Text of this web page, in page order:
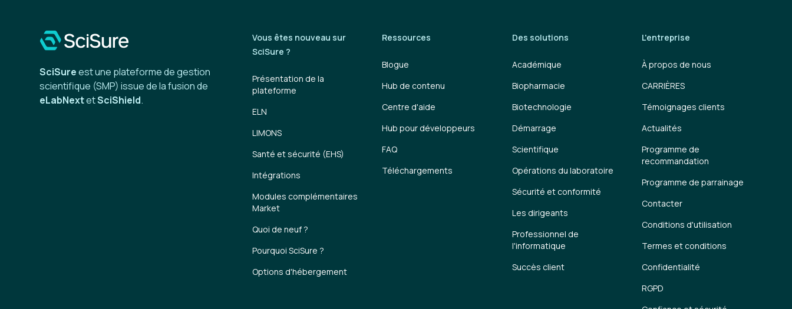
SciSureest une plateforme de gestion
scientifique (SMP) issue de la fusion de
eLabNextetSciShield.
Vous êtes nouveau sur
SciSure ?
Présentation de la
plateforme
ELN
LIMONS
Santé et sécurité (EHS)
Intégrations
Modules complémentaires
Market
Quoi de neuf ?
Pourquoi SciSure ?
Options d'hébergement
Ressources
Blogue
Hub de contenu
Centre d'aide
Hub pour développeurs
FAQ
Téléchargements
Des solutions
Académique
Biopharmacie
Biotechnologie
Démarrage
Scientifique
Opérations du laboratoire
Sécurité et conformité
Les dirigeants
Professionnel de
l'informatique
Succès client
L'entreprise
À propos de nous
CARRIÈRES
Témoignages clients
Actualités
Programme de
recommandation
Programme de parrainage
Contacter
Conditions d'utilisation
Termes et conditions
Confidentialité
RGPD